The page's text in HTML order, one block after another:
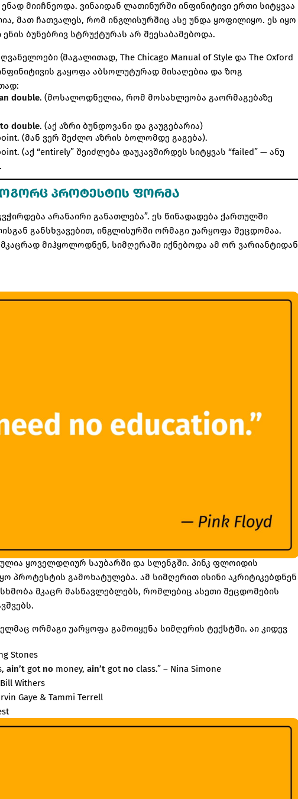
მიიჩნეოდა. ვინაიდან ლათინურში ინფინიტივი ერთი სიტყვაა
მათ ჩათვალეს, რომ ინგლისურშიც ასე უნდა ყოფილიყო. ეს იყო
ბუნებრივ სტრუქტურას არ შეესაბამებოდა.
(მაგალითად, The Chicago Manual of Style და The Oxford
გაყოფა აბსოლუტურად მისაღებია და ზოგ
double. (მოსალოდნელია, რომ მოსახლეობა გაორმაგებაზე
double. (აქ აზრი ბუნდოვანი და გაუგებარია)
(მან ვერ შეძლო აზრის ბოლომდე გაგება).
(აქ “entirely” შეიძლება დაუკავშირდეს სიტყვას “failed” — ანუ
ᲞᲠᲝᲢᲔᲡᲢᲘᲡ ᲤᲝᲠᲛᲐ
არანაირი განათლება”. ეს წინადადება ქართულში
განსხვავებით, ინგლისურში ორმაგი უარყოფა შეცდომაა.
მიჰყოლოდნენ, სიმღერაში იქნებოდა ამ ორ ვარიანტიდან
ყოველდღიურ საუბარში და სლენგში. პინკ ფლოიდის
პროტესტის გამოხატულება. ამ სიმღერით ისინი აკრიტიკებდნენ
მკაცრ მასწავლებლებს, რომლებიც ასეთი შეცდომების
ორმაგი უარყოფა გამოიყენა სიმღერის ტექსტში. აი კიდევ
Stones
ain’t got no money, ain’t got no class.” – Nina Simone
Withers
Gaye & Tammi Terrell